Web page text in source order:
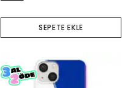
SEPETE EKLE